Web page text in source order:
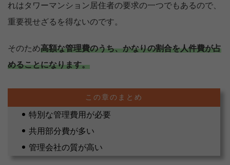
れはタワーマンション居住者の要求の一つでもあるので、
重要視せざるを得ないのです。
そのため高額な管理費のうち、かなりの割合を人件費が占
めることになります。
特別な管理費用が必要
共用部分費が多い
管理会社の質が高い